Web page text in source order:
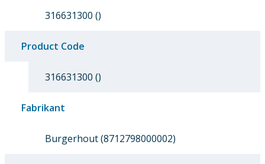
316631300 ()
Product Code
316631300 ()
Fabrikant
Burgerhout (8712798000002)